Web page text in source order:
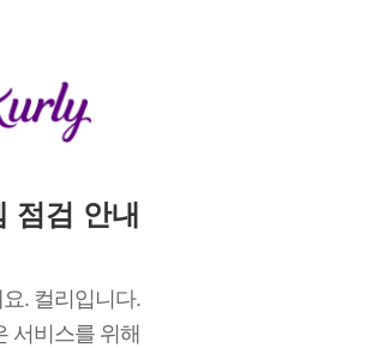
점검 안내
. 컬리입니다.
서비스를 위해